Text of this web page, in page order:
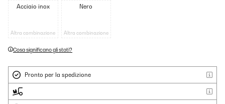
Acciaio inox
Altra combinazione
Nero
Altra combinazione
Cosa significano gli stati?
Pronto per la spedizione